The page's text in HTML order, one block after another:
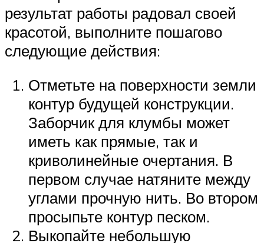
результат работы радовал своей
красотой, выполните пошагово
следующие действия:
Отметьте на поверхности земли
контур будущей конструкции.
Заборчик для клумбы может
иметь как прямые, так и
криволинейные очертания. В
первом случае натяните между
углами прочную нить. Во втором
просыпьте контур песком.
Выкопайте небольшую